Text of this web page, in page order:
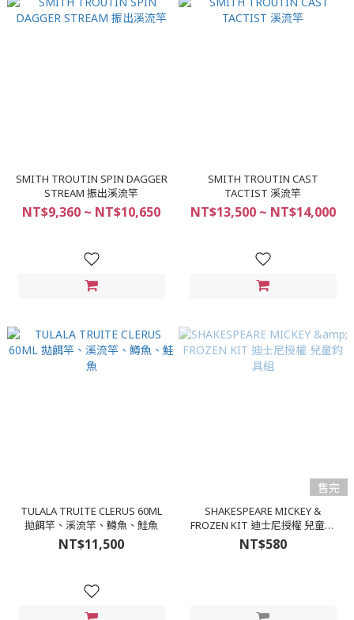
SMITH TROUTIN SPIN DAGGER
STREAM 振出溪流竿
NT$9,360 ~ NT$10,650
SMITH TROUTIN CAST
TACTIST 溪流竿
NT$13,500 ~ NT$14,000
TULALA TRUITE CLERUS 60ML
拋餌竿、溪流竿、鱒魚、鮭魚
NT$11,500
售完
SHAKESPEARE MICKEY &
FROZEN KIT 迪士尼授權 兒童釣
具組
NT$580